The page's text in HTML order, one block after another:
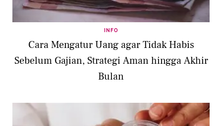
INFO
Cara Mengatur Uang agar Tidak Habis
Sebelum Gajian, Strategi Aman hingga Akhir
Bulan